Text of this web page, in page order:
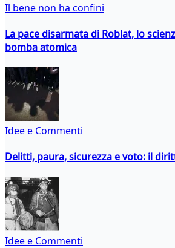
Il bene non ha confini
La pace disarmata di Roblat, lo
bomba atomica
Idee e Commenti
Delitti, paura, sicurezza e voto: il
Idee e Commenti